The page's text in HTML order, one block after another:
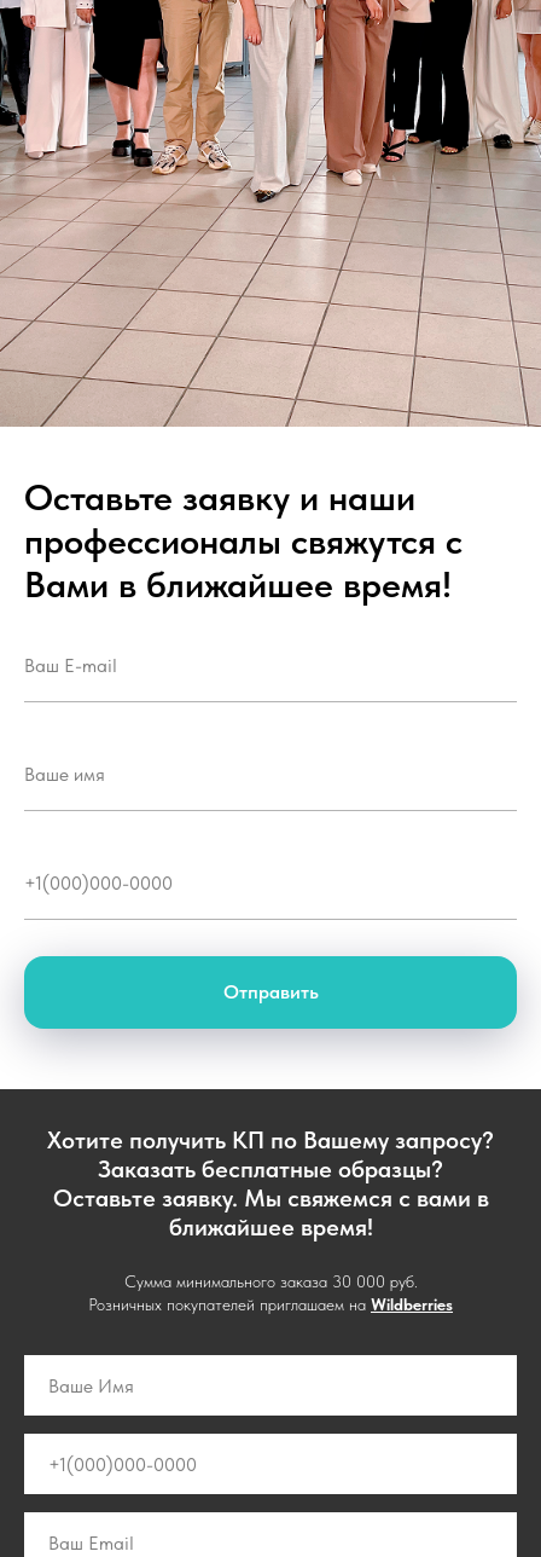
Оставьте заявку и наши
профессионалы свяжутся с
Вами в ближайшее время!
Отправить
Хотите получить КП по Вашему запросу?
Заказать бесплатные образцы?
Оставьте заявку. Мы свяжемся с вами в
ближайшее время!
Сумма минимального заказа 30 000 руб.
Розничных покупателей приглашаем на Wildberries